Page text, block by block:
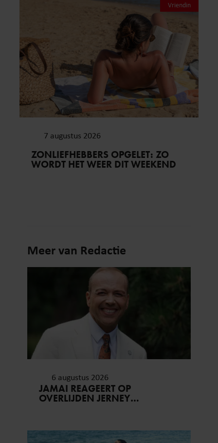
Vriendin
7 augustus 2026
ZONLIEFHEBBERS OPGELET: ZO
WORDT HET WEER DIT WEEKEND
Meer van Redactie
6 augustus 2026
JAMAI REAGEERT OP
OVERLIJDEN JERNEY
VERGETEN’